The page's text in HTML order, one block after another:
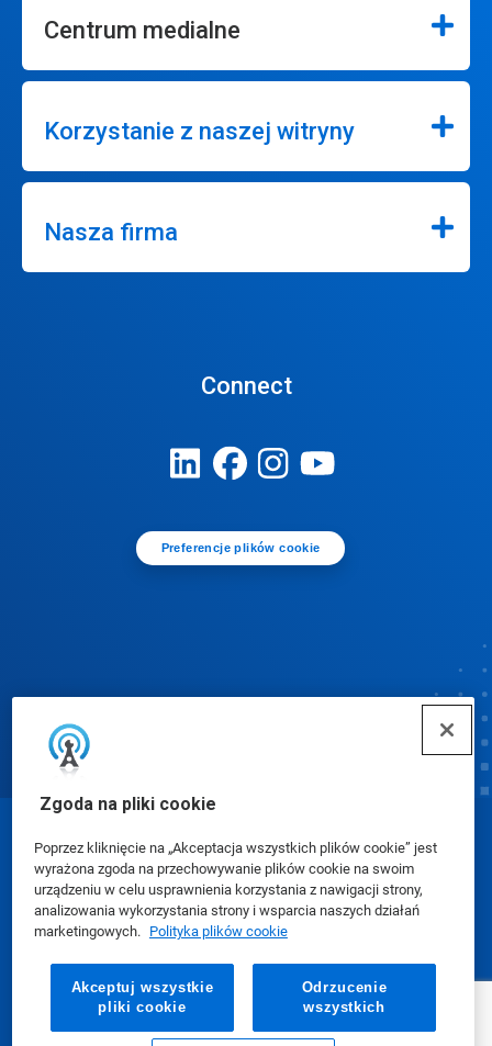
Zgoda na pliki cookie
Poprzez kliknięcie na „Akceptacja wszystkich plików cookie” jest
wyrażona zgoda na przechowywanie plików cookie na swoim
urządzeniu w celu usprawnienia korzystania z nawigacji strony,
analizowania wykorzystania strony i wsparcia naszych działań
marketingowych. Polityka plików cookie
Akceptuj wszystkie
pliki cookie
Odrzucenie
wszystkich
Centrum medialne
Korzystanie z naszej witryny
Nasza firma
Connect
Preferencje plików cookie
© Ecolab Inc. 2025
Karty charakterystyki (SDS)|Polityka prywatności
Warunki użytkowania